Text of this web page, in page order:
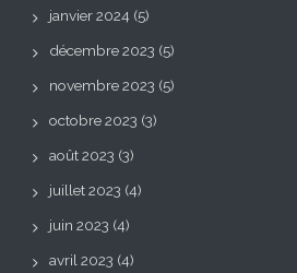
janvier 2024 (5)
décembre 2023 (5)
novembre 2023 (5)
octobre 2023 (3)
août 2023 (3)
juillet 2023 (4)
juin 2023 (4)
avril 2023 (4)